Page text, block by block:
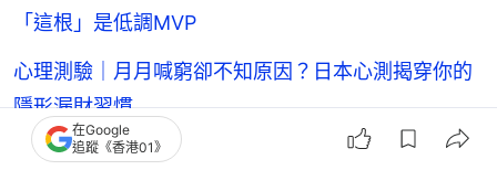
「這根」是低調MVP
心理測驗｜月月喊窮卻不知原因？日本心測揭穿你的
隱形漏財習慣
在Google
追蹤《香港01》